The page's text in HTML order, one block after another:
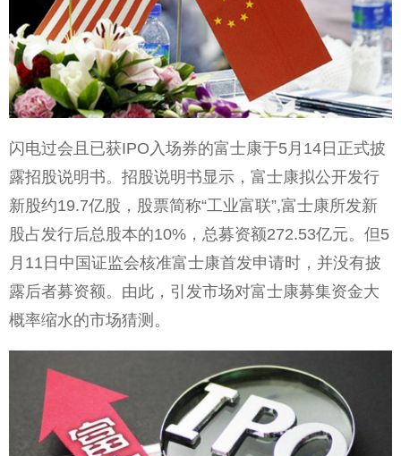
闪电过会且已获IPO入场券的富士康于5月14日正式披
露招股说明书。招股说明书显示，富士康拟公开发行
新股约19.7亿股，股票简称“工业富联”,富士康所发新
股占发行后总股本的10%，总募资额272.53亿元。但5
月11日中国证监会核准富士康首发申请时，并没有披
露后者募资额。由此，引发市场对富士康募集资金大
概率缩水的市场猜测。